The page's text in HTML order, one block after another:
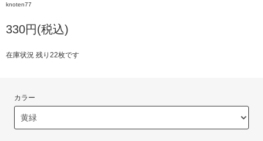
knoten77
330円(税込)
在庫状況 残り22枚です
カラー